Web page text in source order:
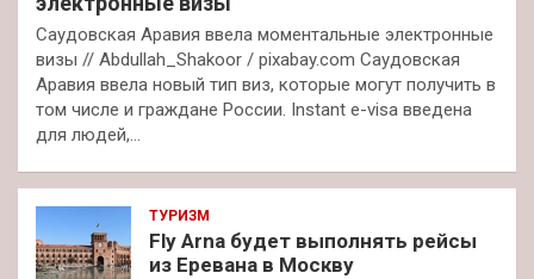
Саудовская Аравия ввела моментальные электронные
визы // Abdullah_Shakoor / pixabay.com Саудовская
Аравия ввела новый тип виз, которые могут получить в
том числе и граждане России. Instant e-visa введена
для людей,…
ТУРИЗМ
Fly Arna будет выполнять рейсы
из Еревана в Москву